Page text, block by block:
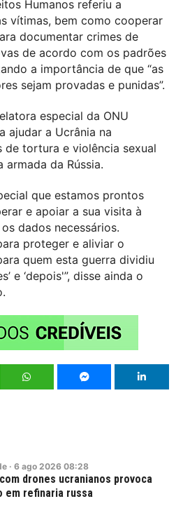
Humanos referiu a
vítimas, bem como cooperar
documentar crimes de
de acordo com os padrões
a importância de que “as
sejam provadas e punidas”.
especial da ONU
ajudar a Ucrânia na
de tortura e violência sexual
da Rússia.
que estamos prontos
e apoiar a sua visita à
dados necessários.
proteger e aliviar o
quem esta guerra dividiu
e ‘depois'”, disse ainda o
· 6 ago 2026 08:28
drones ucranianos provoca
em refinaria russa